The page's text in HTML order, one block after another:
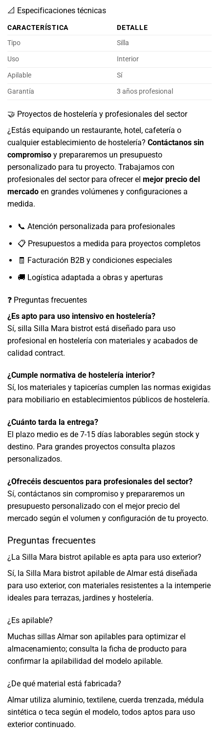
📐 Especificaciones técnicas
CARACTERÍSTICA
DETALLE
Tipo
Silla
Uso
Interior
Apilable
Sí
Garantía
3 años profesional
🤝 Proyectos de hostelería y profesionales del sector
¿Estás equipando un restaurante, hotel, cafetería o
cualquier establecimiento de hostelería? Contáctanos sin
compromiso y prepararemos un presupuesto
personalizado para tu proyecto. Trabajamos con
profesionales del sector para ofrecer el mejor precio del
mercado en grandes volúmenes y configuraciones a
medida.
📞 Atención personalizada para profesionales
📋 Presupuestos a medida para proyectos completos
🧾 Facturación B2B y condiciones especiales
🚚 Logística adaptada a obras y aperturas
❓ Preguntas frecuentes
¿Es apto para uso intensivo en hostelería?
Sí, silla Silla Mara bistrot está diseñado para uso
profesional en hostelería con materiales y acabados de
calidad contract.
¿Cumple normativa de hostelería interior?
Sí, los materiales y tapicerías cumplen las normas exigidas
para mobiliario en establecimientos públicos de hostelería.
¿Cuánto tarda la entrega?
El plazo medio es de 7-15 días laborables según stock y
destino. Para grandes proyectos consulta plazos
personalizados.
¿Ofrecéis descuentos para profesionales del sector?
Sí, contáctanos sin compromiso y prepararemos un
presupuesto personalizado con el mejor precio del
mercado según el volumen y configuración de tu proyecto.
Preguntas frecuentes
¿La Silla Mara bistrot apilable es apta para uso exterior?
Sí, la Silla Mara bistrot apilable de Almar está diseñada
para uso exterior, con materiales resistentes a la intemperie
ideales para terrazas, jardines y hostelería.
¿Es apilable?
Muchas sillas Almar son apilables para optimizar el
almacenamiento; consulta la ficha de producto para
confirmar la apilabilidad del modelo apilable.
¿De qué material está fabricada?
Almar utiliza aluminio, textilene, cuerda trenzada, médula
sintética o teca según el modelo, todos aptos para uso
exterior continuado.